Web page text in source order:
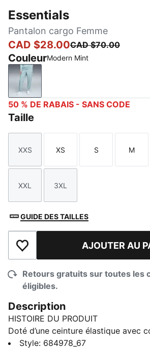
Essentials
Pantalon cargo Femme
CAD $28.00CAD $70.00
CouleurModern Mint
Modern Mint
50 % DE RABAIS - SANS CODE
Taille
Taille
XXS
Taille
XS
Taille
S
Taille
M
Taille
XXL
Taille
3XL
GUIDE DES TAILLES
Ajouter à la liste de souhaits
AJOUTER AU
Retours gratuits sur toutes les
éligibles.
Description
HISTOIRE DU PRODUIT
Doté d’une ceinture élastique avec
internes, ce pantalon PUMA a une
Style: 684978_67